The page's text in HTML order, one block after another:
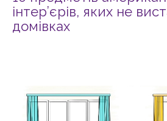
інтер’єрів, яких не
домівках